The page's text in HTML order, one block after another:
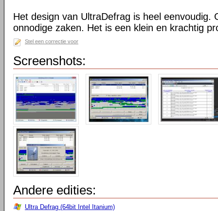
Het design van UltraDefrag is heel eenvoudig.
onnodige zaken. Het is een klein en krachtig
Stel een correctie voor
Screenshots:
Andere edities:
Ultra Defrag (64bit Intel Itanium)